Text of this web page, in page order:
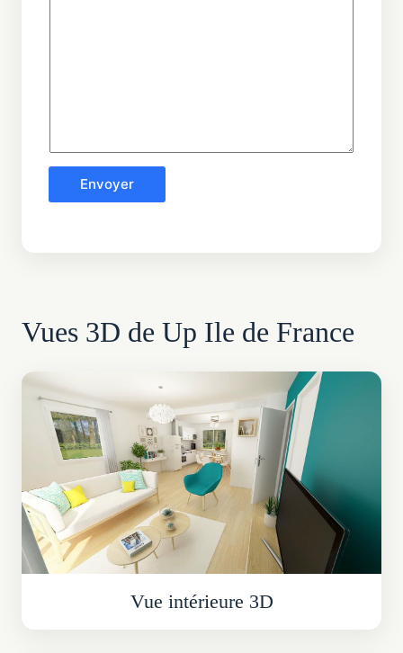
Envoyer
Vues 3D de Up Ile de France
Vue intérieure 3D